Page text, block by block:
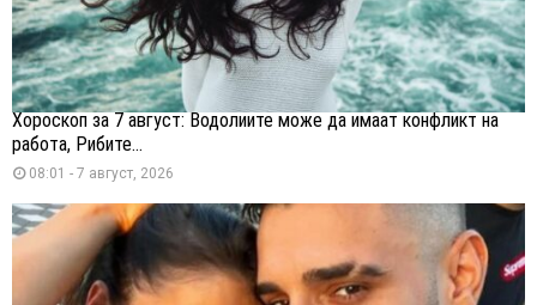
Хороскоп за 7 август: Водолиите може да имаат конфликт на
работа, Рибите...
08:01 - 7 август, 2026